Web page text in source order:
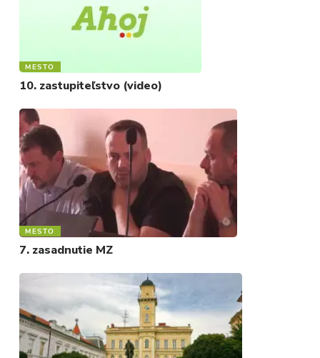
MESTO
10. zastupiteľstvo (video)
MESTO
7. zasadnutie MZ